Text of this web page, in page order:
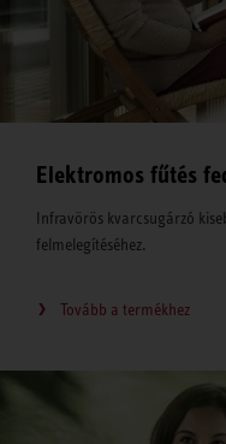
Elektromos fűtés
Infravörös kvarcsugárzó
felmelegítéséhez.
Tovább a termékhez